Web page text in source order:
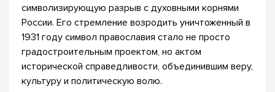
символизирующую разрыв с духовными корнями
России. Его стремление возродить уничтоженный в
1931 году символ православия стало не просто
градостроительным проектом, но актом
исторической справедливости, объединившим веру,
культуру и политическую волю.